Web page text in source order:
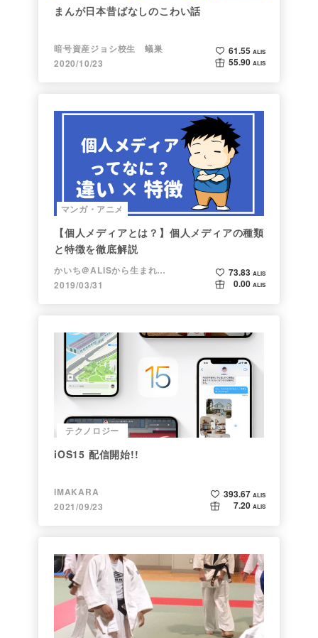
まんが日本昔ばなしのこわい話
暗号資産ジョシ校生 蟻巣
2020/10/23
61.55 ALIS
55.90 ALIS
マンガ・アニメ
【個人メディアとは？】個人メディアの種類
と特徴を徹底解説
かいち＠ALISから生まれた漫画家
2019/03/31
73.83 ALIS
0.00 ALIS
テクノロジー
iOS15 配信開始!!
IMAKARA
2021/09/23
393.67 ALIS
7.20 ALIS